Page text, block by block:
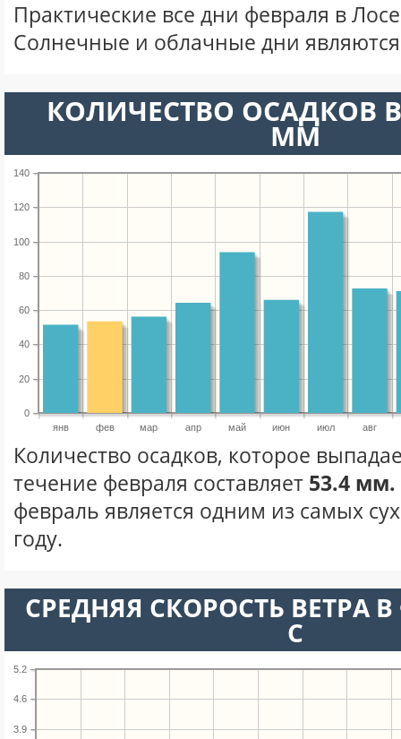
Практические все дни февраля в
Солнечные и облачные дни
КОЛИЧЕСТВО ОСАДКОВ
ММ
янв фев мар апр май июн июл авг
0
20
40
60
80
100
120
140
Количество осадков, которое
течение февраля составляет 53.4 мм.
февраль является одним из самых
году.
СРЕДНЯЯ СКОРОСТЬ ВЕТРА
С
3.9
4.6
5.2